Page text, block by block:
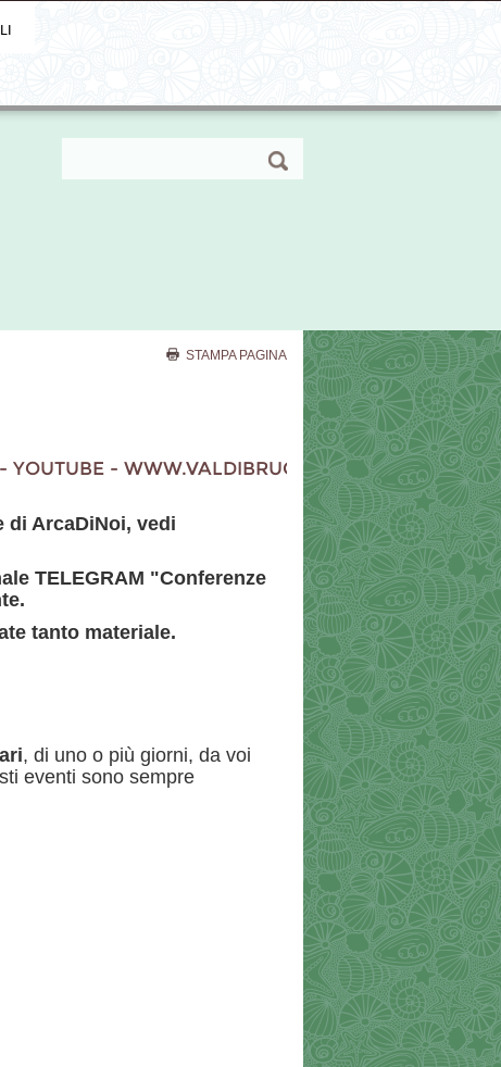
STAMPA PAGINA
- WWW.VALDIBRUCIA.IT
di ArcaDiNoi, vedi
TELEGRAM "Conferenze
tanto materiale.
, di uno o più giorni, da voi
eventi sono sempre